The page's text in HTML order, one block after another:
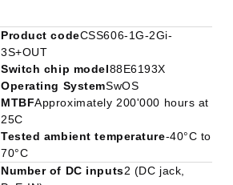
Product codeCSS606-1G-2Gi-
3S+OUT
Switch chip model88E6193X
Operating SystemSwOS
MTBFApproximately 200'000 hours at
25C
Tested ambient temperature-40°C to
70°C
Number of DC inputs2 (DC jack,